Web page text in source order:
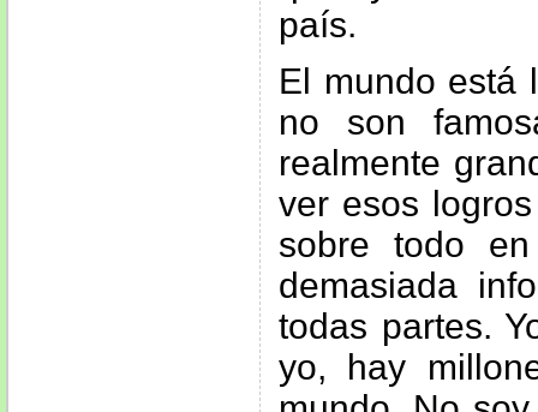
país.
El mundo está
no son
realmente
ver esos
sobre todo
demasiada
todas partes.
yo, hay